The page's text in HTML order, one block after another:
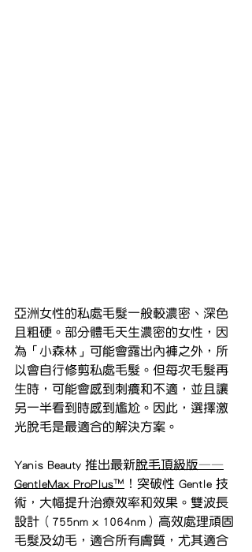
亞洲女性的私處毛髮一般較濃密、深色
且粗硬。部分體毛天生濃密的女性，因
為「小森林」可能會露出內褲之外，所
以會自行修剪私處毛髮。但每次毛髮再
生時，可能會感到刺癢和不適，並且讓
另一半看到時感到尷尬。因此，選擇激
光脫毛是最適合的解決方案。
Yanis Beauty 推出最新脫毛頂級版——
GentleMax ProPlus™️ ！突破性 Gentle 技
術，大幅提升治療效率和效果。雙波長
設計（755nm x 1064nm）高效處理頑固
毛髮及幼毛，適合所有膚質，尤其適合